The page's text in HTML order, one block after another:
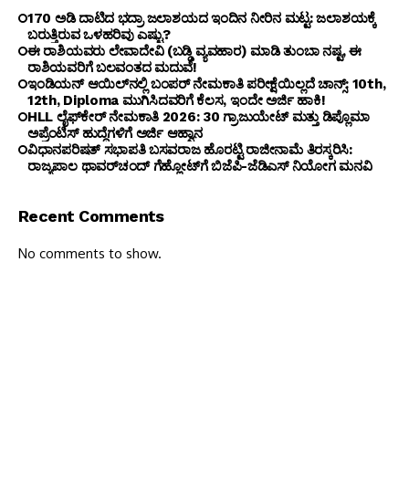
170 ಅಡಿ ದಾಟಿದ ಭದ್ರಾ ಜಲಾಶಯದ ಇಂದಿನ ನೀರಿನ ಮಟ್ಟ: ಜಲಾಶಯಕ್ಕೆ
ಬರುತ್ತಿರುವ ಒಳಹರಿವು ಎಷ್ಟು?
ಈ ರಾಶಿಯವರು ಲೇವಾದೇವಿ (ಬಡ್ಡಿ ವ್ಯವಹಾರ) ಮಾಡಿ ತುಂಬಾ ನಷ್ಟ, ಈ
ರಾಶಿಯವರಿಗೆ ಬಲವಂತದ ಮದುವೆ!
ಇಂಡಿಯನ್ ಆಯಿಲ್‌ನಲ್ಲಿ ಬಂಪರ್ ನೇಮಕಾತಿ ಪರೀಕ್ಷೆಯಿಲ್ಲದೆ ಚಾನ್ಸ್: 10th,
12th, Diploma ಮುಗಿಸಿದವರಿಗೆ ಕೆಲಸ, ಇಂದೇ ಅರ್ಜಿ ಹಾಕಿ!
HLL ಲೈಫ್‌ಕೇರ್ ನೇಮಕಾತಿ 2026: 30 ಗ್ರಾಜುಯೇಟ್ ಮತ್ತು ಡಿಪ್ಲೊಮಾ
ಅಪ್ರೆಂಟಿಸ್ ಹುದ್ದೆಗಳಿಗೆ ಅರ್ಜಿ ಆಹ್ವಾನ
ವಿಧಾನಪರಿಷತ್ ಸಭಾಪತಿ ಬಸವರಾಜ ಹೊರಟ್ಟಿ ರಾಜೀನಾಮೆ ತಿರಸ್ಕರಿಸಿ:
ರಾಜ್ಯಪಾಲ ಥಾವರ್‌ಚಂದ್ ಗೆಹ್ಲೋಟ್‌ಗೆ ಬಿಜೆಪಿ-ಜೆಡಿಎಸ್ ನಿಯೋಗ ಮನವಿ
Recent Comments
No comments to show.